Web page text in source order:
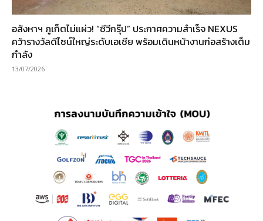
อสังหาฯ ภูเก็ตไม่แผ่ว! “ซีวีกรุ๊ป” ประกาศความสำเร็จ NEXUS
คว้ารางวัลดีไซน์ใหญ่ระดับเอเชีย พร้อมเดินหน้างานก่อสร้างเต็ม
กำลัง
13/07/2026